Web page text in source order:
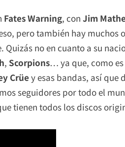
Fates Warning, con Jim
pero también hay muchos
no en cuanto a su
, Scorpions… ya que, como
Crüey esas bandas, así que
seguidores por todo el
tienen todos los discos